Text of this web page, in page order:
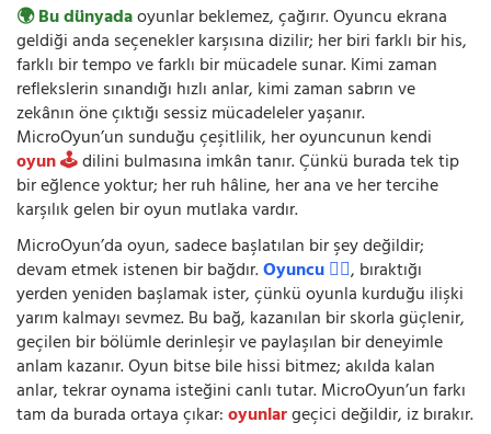
🌍 Bu dünyadaoyunlar beklemez, çağırır. Oyuncu ekrana
geldiği anda seçenekler karşısına dizilir; her biri farklı bir his,
farklı bir tempo ve farklı bir mücadele sunar. Kimi zaman
reflekslerin sınandığı hızlı anlar, kimi zaman sabrın ve
zekânın öne çıktığı sessiz mücadeleler yaşanır.
MicroOyun’un sunduğu çeşitlilik, her oyuncunun kendi
oyun 🕹️dilini bulmasına imkân tanır. Çünkü burada tek tip
bir eğlence yoktur; her ruh hâline, her ana ve her tercihe
karşılık gelen bir oyun mutlaka vardır.
MicroOyun’da oyun, sadece başlatılan bir şey değildir;
devam etmek istenen bir bağdır.Oyuncu 🧍‍♂️, bıraktığı
yerden yeniden başlamak ister, çünkü oyunla kurduğu ilişki
yarım kalmayı sevmez. Bu bağ, kazanılan bir skorla güçlenir,
geçilen bir bölümle derinleşir ve paylaşılan bir deneyimle
anlam kazanır. Oyun bitse bile hissi bitmez; akılda kalan
anlar, tekrar oynama isteğini canlı tutar. MicroOyun’un farkı
tam da burada ortaya çıkar:oyunlargeçici değildir, iz bırakır.